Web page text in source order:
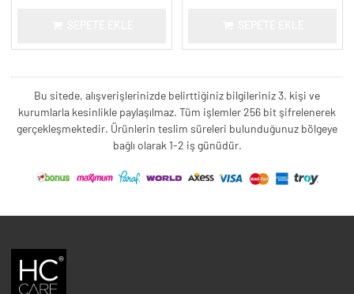
Bu sitede, alışverişlerinizde belirttiğiniz bilgileriniz 3. kişi ve
kurumlarla kesinlikle paylaşılmaz. Tüm işlemler 256 bit şifrelenerek
gerçekleşmektedir. Ürünlerin teslim süreleri bulunduğunuz bölgeye
bağlı olarak 1-2 iş günüdür.